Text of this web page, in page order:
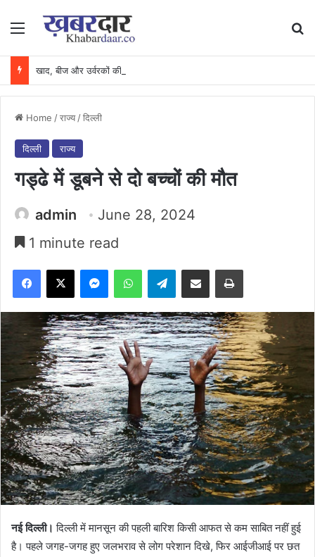
Menu
Home /राज्य /दिल्ली
दिल्ली राज्य
गड्ढे में डूबने से दो बच्चों की मौत
admin
June 28, 2024
1 minute read
Facebook
X MessengerWhatsAppTelegramShare via Email Print
नई दिल्ली। दिल्ली में मानसून की पहली बारिश किसी आफत से कम साबित नहीं हुई
है। पहले जगह-जगह हुए जलभराव से लोग परेशान दिखे, फिर आईजीआई पर छत